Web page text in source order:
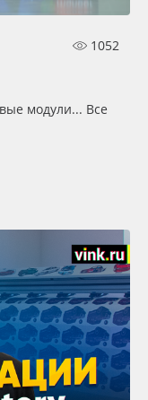
1052
модули... Все